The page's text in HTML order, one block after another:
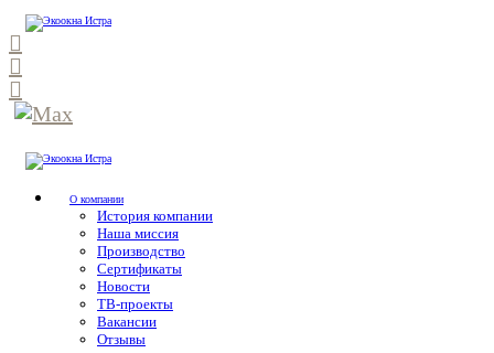
О компании
История компании
Наша миссия
Производство
Сертификаты
Новости
ТВ-проекты
Вакансии
Отзывы